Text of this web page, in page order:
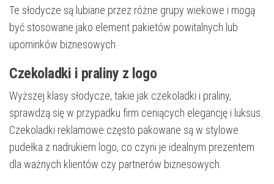
Te słodycze są lubiane przez różne grupy wiekowe i mogą
być stosowane jako element pakietów powitalnych lub
upominków biznesowych.
Czekoladki i praliny z logo
Wyższej klasy słodycze, takie jak czekoladki i praliny,
sprawdzą się w przypadku firm ceniących elegancję i luksus.
Czekoladki reklamowe często pakowane są w stylowe
pudełka z nadrukiem logo, co czyni je idealnym prezentem
dla ważnych klientów czy partnerów biznesowych.